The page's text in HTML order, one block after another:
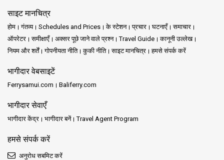
साइट मानचित्र
होम गंतव्य Schedules and Prices के स्टेशन प्रचार घटनाएँ
समाचार
ऑपरेटर
समीक्षाएँ अक्सर पूछे जाने वाले प्रश्न Travel Guide
कानूनी उल्लेख
नियम और शर्तें
गोपनीयता नीति कुकी नीति साइट मानचित्र हमसे संपर्क करें
भागीदार वेबसाइटें
Ferrysamui.com Baliferry.com
भागीदार सेवाएँ
भागीदार केंद्र भागीदार बनें Travel Agent Program
हमसे संपर्क करें
अनुरोध सबमिट करें